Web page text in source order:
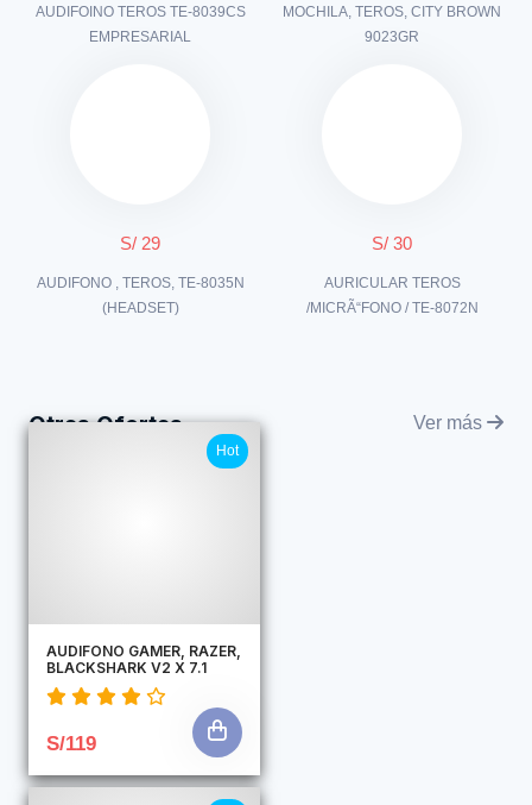
AUDIFOINO TEROS TE-8039CS
EMPRESARIAL
MOCHILA, TEROS, CITY BROWN
9023GR
S/ 29
AUDIFONO , TEROS, TE-8035N
(HEADSET)
S/ 30
AURICULAR TEROS
/MICRÃ“FONO / TE-8072N
Otras Ofertas Ver más
Hot
AUDIFONO GAMER, RAZER,
BLACKSHARK V2 X 7.1
S/119